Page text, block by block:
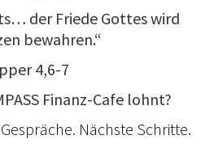
der Friede Gottes wird
bewahren.“
4,6-7
Finanz-Cafe lohnt?
Nächste Schritte.